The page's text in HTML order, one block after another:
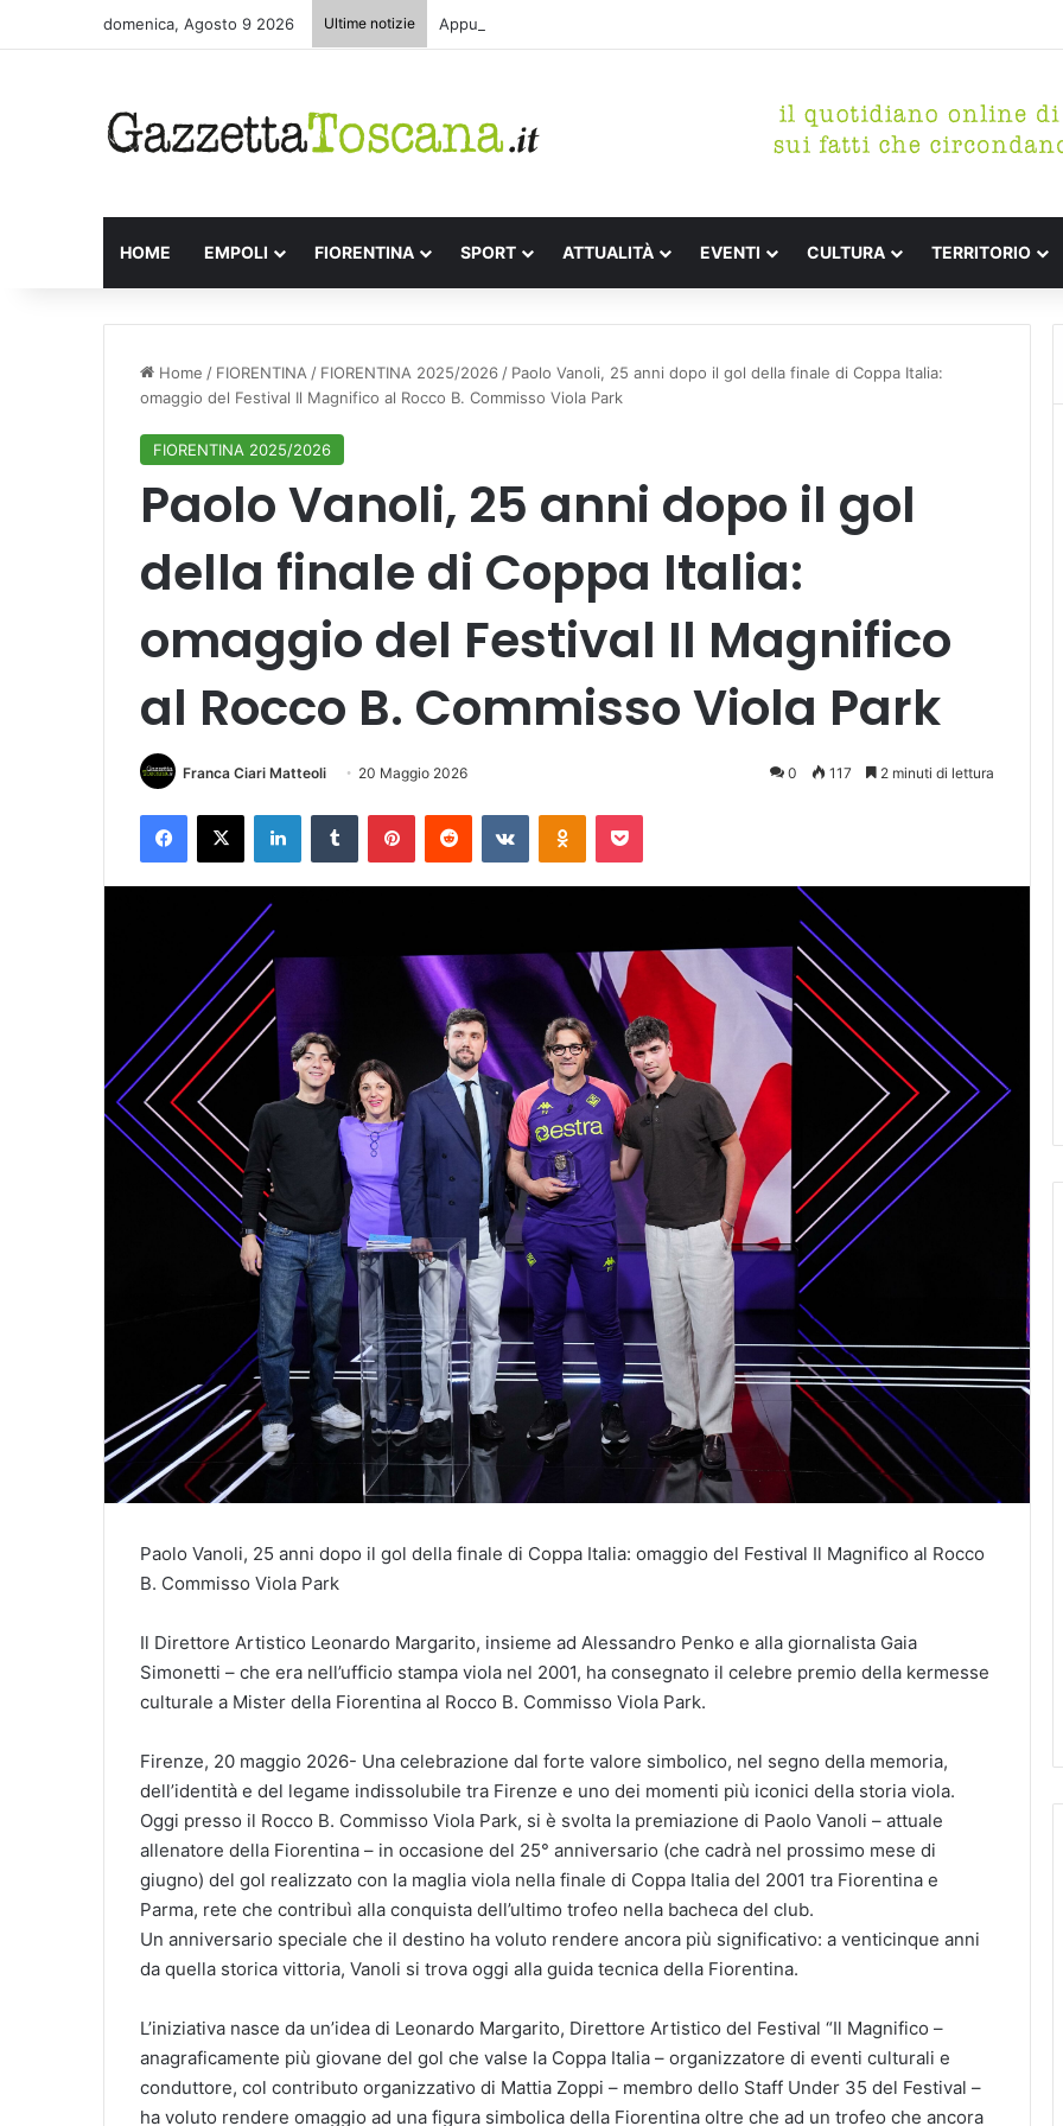
domenica, Agosto 9 2026 Ultime notizie Appuntamenti letterari Festa de l’Unità Certaldo
HOME EMPOLI FIORENTINA SPORT ATTUALITÀ EVENTI CULTURA TERRITORIO
Home / FIORENTINA / FIORENTINA 2025/2026 / Paolo Vanoli, 25 anni dopo il gol della finale di Coppa Italia:
omaggio del Festival Il Magnifico al Rocco B. Commisso Viola Park
FIORENTINA 2025/2026
Paolo Vanoli, 25 anni dopo il gol
della finale di Coppa Italia:
omaggio del Festival Il Magnifico
al Rocco B. Commisso Viola Park
Franca Ciari Matteoli 20 Maggio 2026 0 117 2 minuti di lettura
Paolo Vanoli, 25 anni dopo il gol della finale di Coppa Italia: omaggio del Festival Il Magnifico al Rocco
B. Commisso Viola Park
Il Direttore Artistico Leonardo Margarito, insieme ad Alessandro Penko e alla giornalista Gaia
Simonetti – che era nell’ufficio stampa viola nel 2001, ha consegnato il celebre premio della kermesse
culturale a Mister della Fiorentina al Rocco B. Commisso Viola Park.
Firenze, 20 maggio 2026- Una celebrazione dal forte valore simbolico, nel segno della memoria,
dell’identità e del legame indissolubile tra Firenze e uno dei momenti più iconici della storia viola.
Oggi presso il Rocco B. Commisso Viola Park, si è svolta la premiazione di Paolo Vanoli – attuale
allenatore della Fiorentina – in occasione del 25° anniversario (che cadrà nel prossimo mese di
giugno) del gol realizzato con la maglia viola nella finale di Coppa Italia del 2001 tra Fiorentina e
Parma, rete che contribuì alla conquista dell’ultimo trofeo nella bacheca del club.
Un anniversario speciale che il destino ha voluto rendere ancora più significativo: a venticinque anni
da quella storica vittoria, Vanoli si trova oggi alla guida tecnica della Fiorentina.
L’iniziativa nasce da un’idea di Leonardo Margarito, Direttore Artistico del Festival “Il Magnifico –
anagraficamente più giovane del gol che valse la Coppa Italia – organizzatore di eventi culturali e
conduttore, col contributo organizzativo di Mattia Zoppi – membro dello Staff Under 35 del Festival –
ha voluto rendere omaggio ad una figura simbolica della Fiorentina oltre che ad un trofeo che ancora